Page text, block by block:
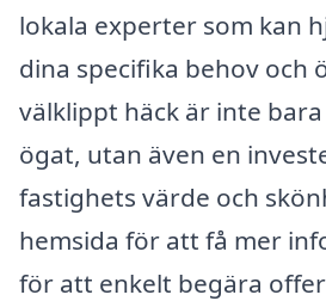
lokala experter som kan
dina specifika behov och
välklippt häck är inte
ögat, utan även en
fastighets värde och
hemsida för att få mer
för att enkelt begära